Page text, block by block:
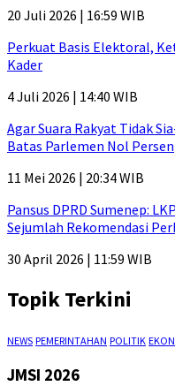
20 Juli 2026 | 16:59 WIB
Perkuat Basis Elektoral,
Kader
4 Juli 2026 | 14:40 WIB
Agar Suara Rakyat Tidak
Batas Parlemen Nol Persen
11 Mei 2026 | 20:34 WIB
Pansus DPRD Sumenep:
Sejumlah Rekomendasi
30 April 2026 | 11:59 WIB
Topik Terkini
NEWS PEMERINTAHAN POLITIK
JMSI 2026